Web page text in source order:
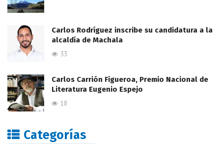
Carlos Rodríguez inscribe su candidatura a la
alcaldía de Machala
33
Carlos Carrión Figueroa, Premio Nacional de
Literatura Eugenio Espejo
18
Categorías